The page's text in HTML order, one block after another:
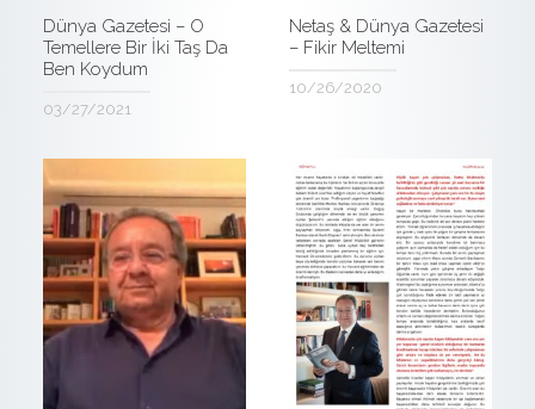
Dünya Gazetesi – O
Temellere Bir İki Taş Da
Ben Koydum
03/27/2021
Netaş & Dünya Gazetesi
– Fikir Meltemi
10/26/2020